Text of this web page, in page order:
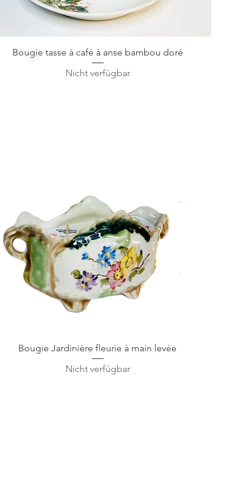
Schnellansicht
Bougie tasse à café à anse bambou doré
Nicht verfügbar
Schnellansicht
Bougie Jardinière fleurie à main levée
Nicht verfügbar